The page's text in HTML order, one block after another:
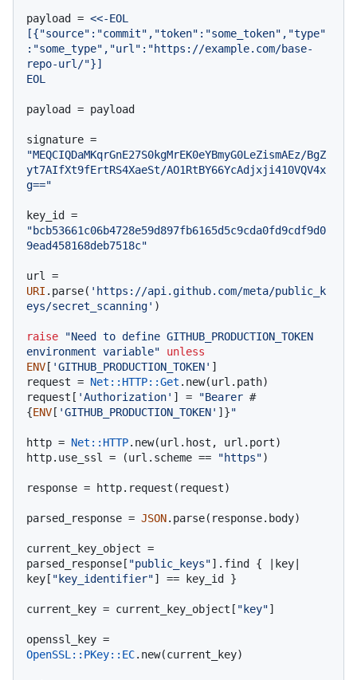
payload = <<-EOL
[{"source":"commit","token":"some_token","type"
:"some_type","url":"https://example.com/base-
repo-url/"}]
EOL
payload = payload
"MEQCIQDaMKqrGnE27S0kgMrEK0eYBmyG0LeZismAEz/BgZ
yt7AIfXt9fErtRS4XaeSt/AO1RtBY66YcAdjxji410VQV4x
g=="
"bcb53661c06b4728e59d897fb6165d5c9cda0fd9cdf9d0
9ead458168deb7518c"
URI .parse( 'https://api.github.com/meta/public_k
eys/secret_scanning' )
raise
"Need to define GITHUB_PRODUCTION_TOKEN
environment variable"
unless
ENV [ 'GITHUB_PRODUCTION_TOKEN' ]
request = Net::HTTP::Get .new(url.path)
request[ 'Authorization' ] = "Bearer #
{ENV [ 'GITHUB_PRODUCTION_TOKEN' ]}"
http = Net::HTTP.new(url.host, url.port)
http.use_ssl = (url.scheme ==
"https")
response = http.request(request)
parsed_response = JSON.parse(response.body)
current_key_object =
parsed_response[ "public_keys"].find { | key
key[ "key_identifier"] == key_id }
current_key = current_key_object[ "key"]
OpenSSL::PKey::EC.new(current_key)